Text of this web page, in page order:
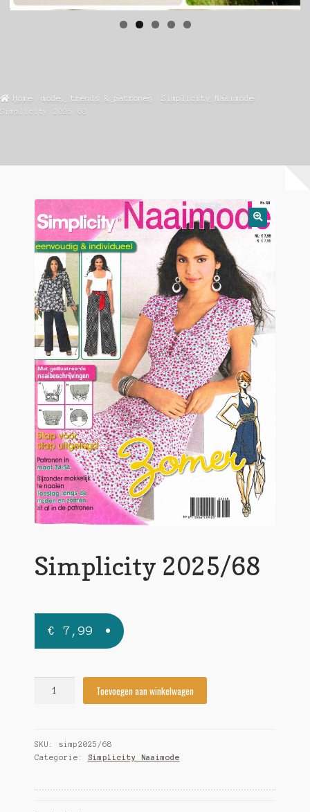
Home mode, trends & patronen
Simplicity Naaimode
Simplicity 2025/68
🔍
Simplicity 2025/68
€ 7,99
Toevoegen aan winkelwagen
SKU: simp2025/68
Categorie: Simplicity Naaimode